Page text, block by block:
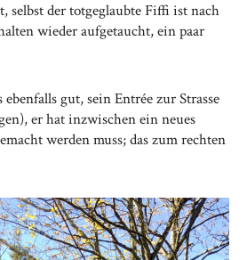
selbst der totgeglaubte Fiffi ist nach
wieder aufgetaucht, ein paar
gut, sein Entrée zur Strasse
er hat inzwischen ein neues
werden muss; das zum rechten